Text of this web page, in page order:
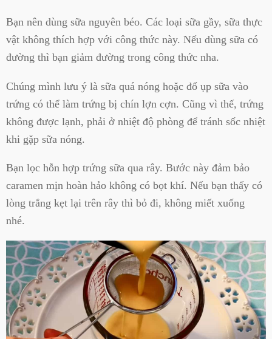
Bạn nên dùng sữa nguyên béo. Các loại sữa gầy, sữa thực
vật không thích hợp với công thức này. Nếu dùng sữa có
đường thì bạn giảm đường trong công thức nha.
Chúng mình lưu ý là sữa quá nóng hoặc đổ ụp sữa vào
trứng có thể làm trứng bị chín lợn cợn. Cũng vì thế, trứng
không được lạnh, phải ở nhiệt độ phòng để tránh sốc nhiệt
khi gặp sữa nóng.
Bạn lọc hỗn hợp trứng sữa qua rây. Bước này đảm bảo
caramen mịn hoàn hảo không có bọt khí. Nếu bạn thấy có
lòng trắng kẹt lại trên rây thì bỏ đi, không miết xuống
nhé.